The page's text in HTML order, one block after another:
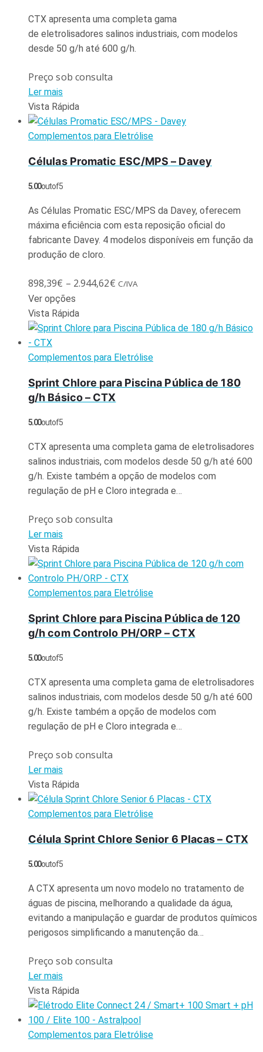
CTX apresenta uma completa gama
de eletrolisadores salinos industriais, com modelos
desde 50 g/h até 600 g/h.
Preço sob consulta
Ler mais
Vista Rápida
Complementos para Eletrólise
Células Promatic ESC/MPS – Davey
5.00out of 5
As Células Promatic ESC/MPS da Davey, oferecem
máxima eficiência com esta reposição oficial do
fabricante Davey. 4 modelos disponíveis em função da
produção de cloro.
898,39€ – 2.944,62€ C/IVA
Ver opções
Vista Rápida
Complementos para Eletrólise
Sprint Chlore para Piscina Pública de 180
g/h Básico – CTX
5.00out of 5
CTX apresenta uma completa gama de eletrolisadores
salinos industriais, com modelos desde 50 g/h até 600
g/h. Existe também a opção de modelos com
regulação de pH e Cloro integrada e…
Preço sob consulta
Ler mais
Vista Rápida
Complementos para Eletrólise
Sprint Chlore para Piscina Pública de 120
g/h com Controlo PH/ORP – CTX
5.00out of 5
CTX apresenta uma completa gama de eletrolisadores
salinos industriais, com modelos desde 50 g/h até 600
g/h. Existe também a opção de modelos com
regulação de pH e Cloro integrada e…
Preço sob consulta
Ler mais
Vista Rápida
Complementos para Eletrólise
Célula Sprint Chlore Senior 6 Placas – CTX
5.00out of 5
A CTX apresenta um novo modelo no tratamento de
águas de piscina, melhorando a qualidade da água,
evitando a manipulação e guardar de produtos químicos
perigosos simplificando a manutenção da…
Preço sob consulta
Ler mais
Vista Rápida
Complementos para Eletrólise